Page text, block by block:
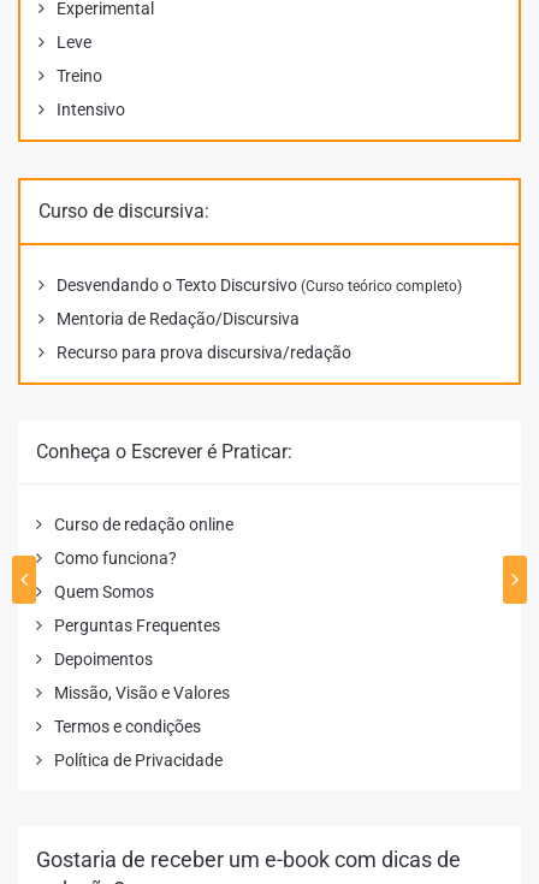
Experimental
Leve
Treino
Intensivo
Curso de discursiva:
Desvendando o Texto Discursivo (Curso teórico completo)
Mentoria de Redação/Discursiva
Recurso para prova discursiva/redação
Conheça o Escrever é Praticar:
Curso de redação online
Como funciona?
Quem Somos
Perguntas Frequentes
Depoimentos
Missão, Visão e Valores
Termos e condições
Política de Privacidade
Gostaria de receber um e-book com dicas de